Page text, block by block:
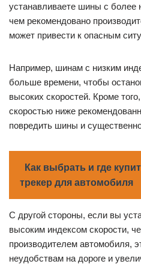
устанавливаете шины с более
чем рекомендовано
может привести к опасным
Например, шинам с низким
больше времени, чтобы
высоких скоростей. Кроме
скоростью ниже
повредить шины и
Как выбрать и где
трекер для автомобиля
С другой стороны, если вы
высоким индексом скорости,
производителем автомобиля,
неудобствам на дороге и